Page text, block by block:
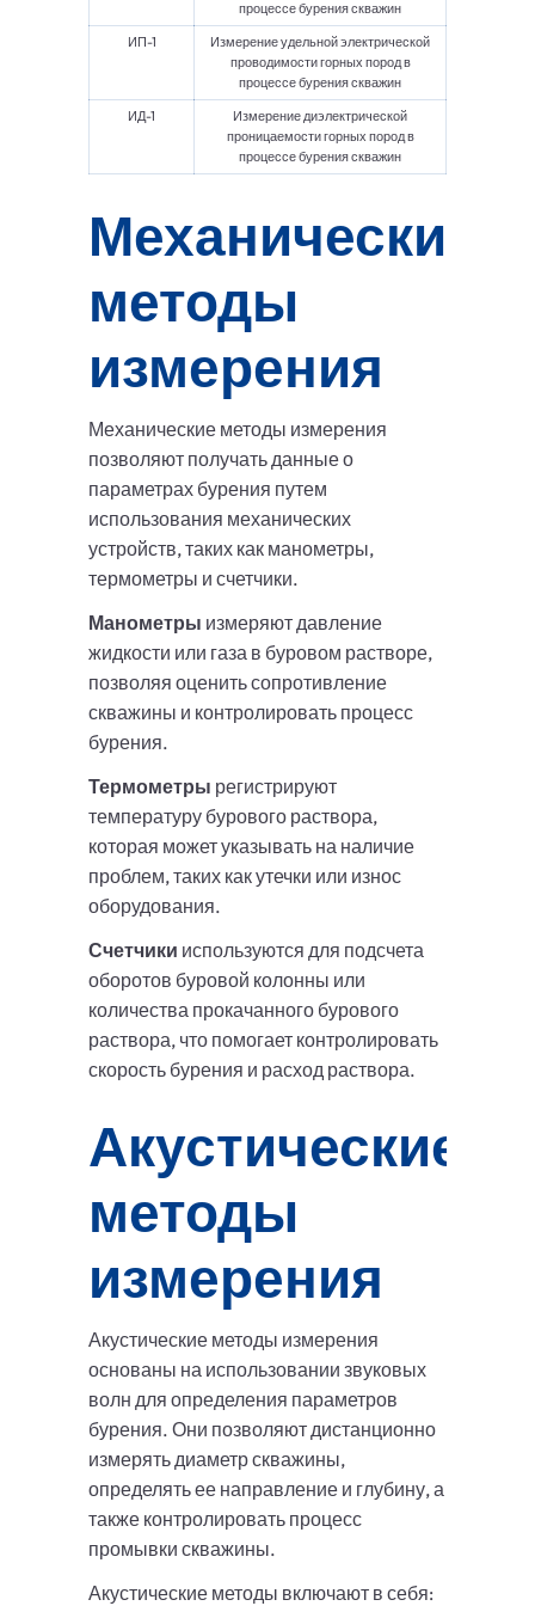
процессе бурения скважин
ИП-1
Измерение удельной электрической
проводимости горных пород в
процессе бурения скважин
ИД-1
Измерение диэлектрической
проницаемости горных пород в
процессе бурения скважин
Механические
методы
измерения
Механические методы измерения
позволяют получать данные о
параметрах бурения путем
использования механических
устройств, таких как манометры,
термометры и счетчики.
Манометры измеряют давление
жидкости или газа в буровом растворе,
позволяя оценить сопротивление
скважины и контролировать процесс
бурения.
Термометры регистрируют
температуру бурового раствора,
которая может указывать на наличие
проблем, таких как утечки или износ
оборудования.
Счетчики используются для подсчета
оборотов буровой колонны или
количества прокачанного бурового
раствора, что помогает контролировать
скорость бурения и расход раствора.
Акустические
методы
измерения
Акустические методы измерения
основаны на использовании звуковых
волн для определения параметров
бурения. Они позволяют дистанционно
измерять диаметр скважины,
определять ее направление и глубину, а
также контролировать процесс
промывки скважины.
Акустические методы включают в себя: